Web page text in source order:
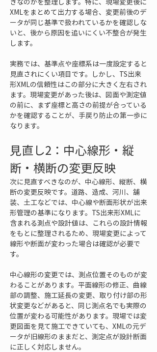
XMLをまとめて出力する場合、変更前後のデ
ータが同じ基準で扱われているかを確認しな
いと、後から原因を追いにくい不整合が発生
します。
実務では、基準点や座標系は一度設定すると
見直されにくい項目です。しかし、TS出来
形XMLの信頼性はこの部分に大きく左右され
ます。現場変更があった後は、図面や測定値
の前に、まず座標と高さの前提が合っている
かを確認することが、手戻り防止の第一歩に
なります。
見直し2：中心線形・縦
断・横断の変更反映
次に見直すべきなのが、中心線形、縦断、横
断の変更反映です。道路、造成、河川、舗
装、土工などでは、中心線や断面形状が出来
形管理の基準になります。TS出来形XMLに
含まれる測点や設計値は、これらの設計情報
をもとに整理されるため、現場変更によって
線形や断面が変わった場合は確認が必要で
す。
中心線形の変更では、測点位置そのものが変
わることがあります。平面線形の修正、曲線
部の調整、施工延長の変更、取り付け部の形
状変更などがあると、同じ測点名でも実際の
位置が変わる可能性があります。現場では変
更図面を見て施工できていても、XMLの元デ
ータが旧線形のままだと、測定点が設計断面
に正しく対応しません。